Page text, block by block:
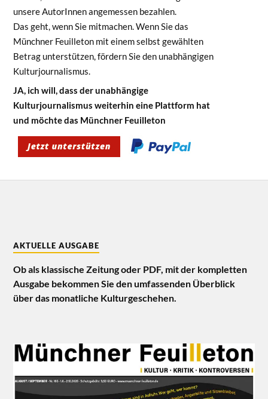
unsere AutorInnen angemessen bezahlen.
Das geht, wenn Sie mitmachen. Wenn Sie das
Münchner Feuilleton mit einem selbst gewählten
Betrag unterstützen, fördern Sie den unabhängigen
Kulturjournalismus.
JA, ich will, dass der unabhängige
Kulturjournalismus weiterhin eine Plattform hat
und möchte das Münchner Feuilleton
AKTUELLE AUSGABE
Ob als klassische Zeitung oder PDF, mit der kompletten
Ausgabe bekommen Sie den umfassenden Überblick
über das monatliche Kulturgeschehen.